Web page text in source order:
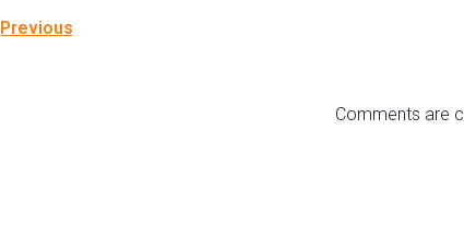
Previous
Comments are